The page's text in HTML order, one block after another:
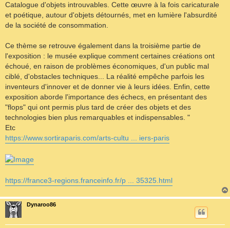
Catalogue d'objets introuvables. Cette œuvre à la fois caricaturale
et poétique, autour d'objets détournés, met en lumière l'absurdité
de la société de consommation.
Ce thème se retrouve également dans la troisième partie de
l'exposition : le musée explique comment certaines créations ont
échoué, en raison de problèmes économiques, d'un public mal
ciblé, d'obstacles techniques... La réalité empêche parfois les
inventeurs d'innover et de donner vie à leurs idées. Enfin, cette
exposition aborde l'importance des échecs, en présentant des
"flops" qui ont permis plus tard de créer des objets et des
technologies bien plus remarquables et indispensables. "
Etc
https://www.sortiraparis.com/arts-cultu ... iers-paris
https://france3-regions.franceinfo.fr/p ... 35325.html
Dynaroo86